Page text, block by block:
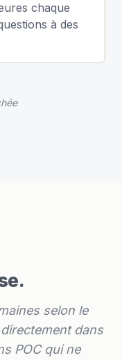
chaque
à des
selon le
dans
POC qui ne